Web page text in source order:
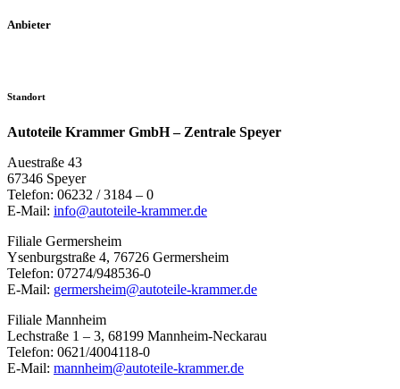
Anbieter
Standort
Autoteile Krammer GmbH – Zentrale Speyer
Auestraße 43
67346 Speyer
Telefon: 06232 / 3184 – 0
E-Mail: info@autoteile-krammer.de
Filiale Germersheim
Ysenburgstraße 4, 76726 Germersheim
Telefon: 07274/948536-0
E-Mail: germersheim@autoteile-krammer.de
Filiale Mannheim
Lechstraße 1 – 3, 68199 Mannheim-Neckarau
Telefon: 0621/4004118-0
E-Mail: mannheim@autoteile-krammer.de